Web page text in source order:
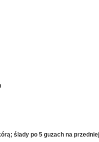
ślady po 5 guzach na